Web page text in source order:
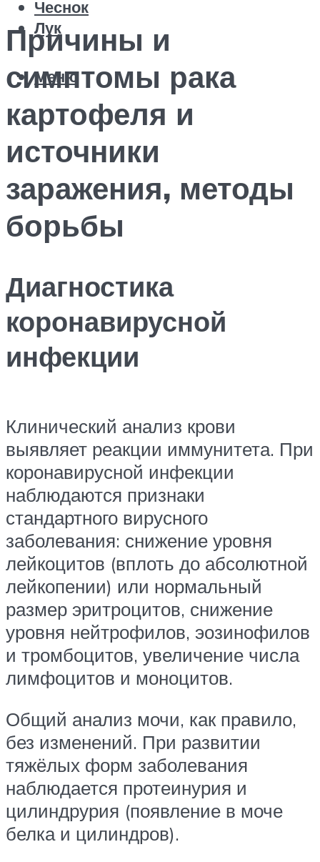
Чеснок
Лук
Меню
Причины и
симптомы рака
картофеля и
источники
заражения, методы
борьбы
Диагностика
коронавирусной
инфекции
Клинический анализ крови
выявляет реакции иммунитета. При
коронавирусной инфекции
наблюдаются признаки
стандартного вирусного
заболевания: снижение уровня
лейкоцитов (вплоть до абсолютной
лейкопении) или нормальный
размер эритроцитов, снижение
уровня нейтрофилов, эозинофилов
и тромбоцитов, увеличение числа
лимфоцитов и моноцитов.
Общий анализ мочи, как правило,
без изменений. При развитии
тяжёлых форм заболевания
наблюдается протеинурия и
цилиндрурия (появление в моче
белка и цилиндров).